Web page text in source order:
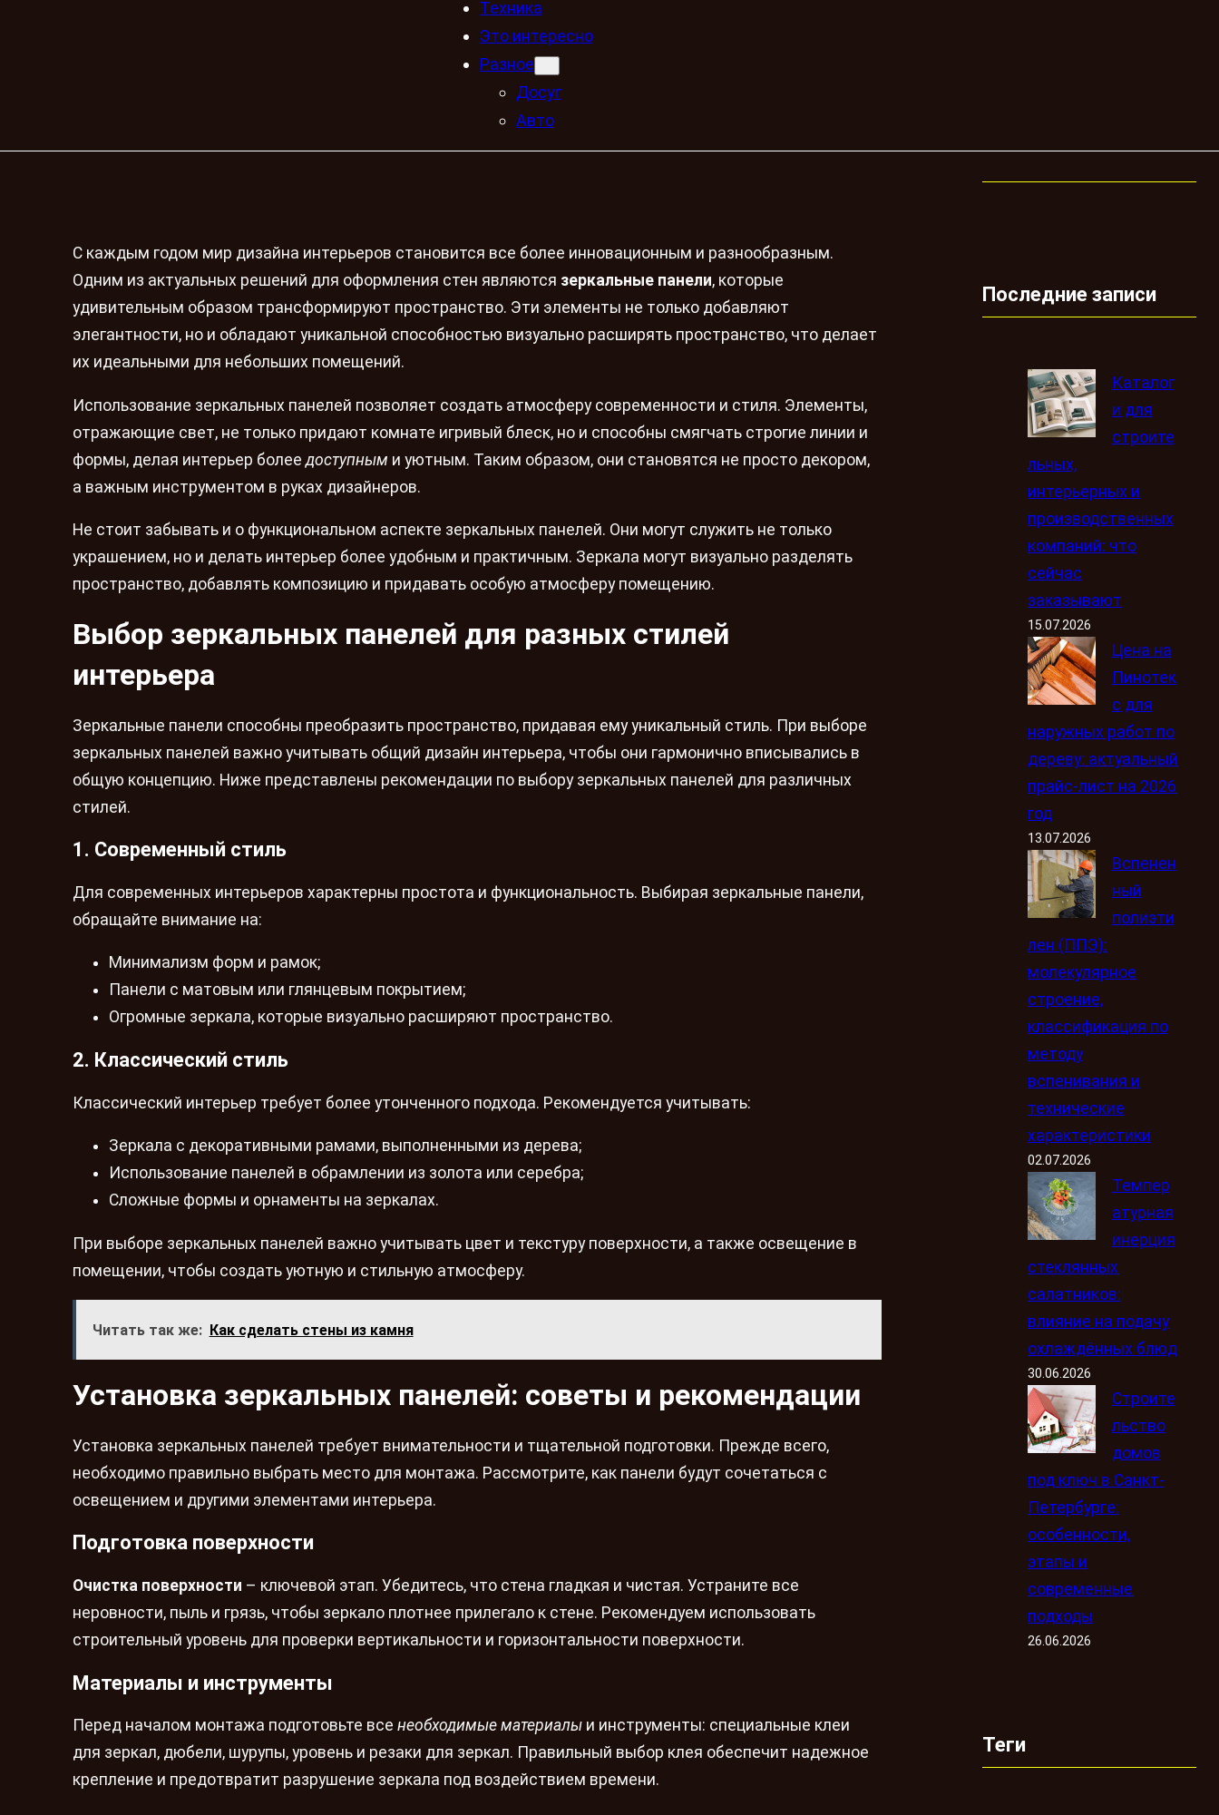
Техника
Это интересно
Разное
Досуг
Авто
С каждым годом мир дизайна интерьеров становится все более инновационным и разнообразным.
Одним из актуальных решений для оформления стен являются зеркальные панели, которые
удивительным образом трансформируют пространство. Эти элементы не только добавляют
элегантности, но и обладают уникальной способностью визуально расширять пространство, что делает
их идеальными для небольших помещений.
Использование зеркальных панелей позволяет создать атмосферу современности и стиля. Элементы,
отражающие свет, не только придают комнате игривый блеск, но и способны смягчать строгие линии и
формы, делая интерьер болеедоступным и уютным. Таким образом, они становятся не просто декором,
а важным инструментом в руках дизайнеров.
Не стоит забывать и о функциональном аспекте зеркальных панелей. Они могут служить не только
украшением, но и делать интерьер более удобным и практичным. Зеркала могут визуально разделять
пространство, добавлять композицию и придавать особую атмосферу помещению.
Выбор зеркальных панелей для разных стилей
интерьера
Зеркальные панели способны преобразить пространство, придавая ему уникальный стиль. При выборе
зеркальных панелей важно учитывать общий дизайн интерьера, чтобы они гармонично вписывались в
общую концепцию. Ниже представлены рекомендации по выбору зеркальных панелей для различных
стилей.
1. Современный стиль
Для современных интерьеров характерны простота и функциональность. Выбирая зеркальные панели,
обращайте внимание на:
Минимализм форм и рамок;
Панели с матовым или глянцевым покрытием;
Огромные зеркала, которые визуально расширяют пространство.
2. Классический стиль
Классический интерьер требует более утонченного подхода. Рекомендуется учитывать:
Зеркала с декоративными рамами, выполненными из дерева;
Использование панелей в обрамлении из золота или серебра;
Сложные формы и орнаменты на зеркалах.
При выборе зеркальных панелей важно учитывать цвет и текстуру поверхности, а также освещение в
помещении, чтобы создать уютную и стильную атмосферу.
Читать так же: Как сделать стены из камня
Установка зеркальных панелей: советы и рекомендации
Установка зеркальных панелей требует внимательности и тщательной подготовки. Прежде всего,
необходимо правильно выбрать место для монтажа. Рассмотрите, как панели будут сочетаться с
освещением и другими элементами интерьера.
Подготовка поверхности
Очистка поверхности – ключевой этап. Убедитесь, что стена гладкая и чистая. Устраните все
неровности, пыль и грязь, чтобы зеркало плотнее прилегало к стене. Рекомендуем использовать
строительный уровень для проверки вертикальности и горизонтальности поверхности.
Материалы и инструменты
Перед началом монтажа подготовьте все необходимые материалы и инструменты: специальные клеи
для зеркал, дюбели, шурупы, уровень и резаки для зеркал. Правильный выбор клея обеспечит надежное
крепление и предотвратит разрушение зеркала под воздействием времени.
Последние записи
Каталог
и для
строите
льных,
интерьерных и
производственных
компаний: что
сейчас
заказывают
15.07.2026
Цена на
Пинотек
с для
наружных работ по
дереву: актуальный
прайс-лист на 2026
год
13.07.2026
Вспенен
ный
полиэти
лен (ППЭ):
молекулярное
строение,
классификация по
методу
вспенивания и
технические
характеристики
02.07.2026
Темпер
атурная
инерция
стеклянных
салатников:
влияние на подачу
охлаждённых блюд
30.06.2026
Строите
льство
домов
под ключ в Санкт-
Петербурге:
особенности,
этапы и
современные
подходы
26.06.2026
Теги